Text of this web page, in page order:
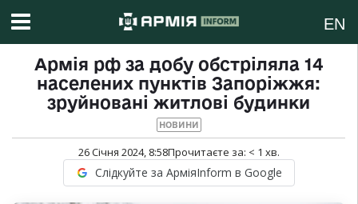
EN
Армія рф за добу обстріляла 14
населених пунктів Запоріжжя:
зруйновані житлові будинки
НОВИНИ
26 Січня 2024, 8:58Прочитаєте за: < 1 хв.
Слідкуйте за АрміяInform в Google